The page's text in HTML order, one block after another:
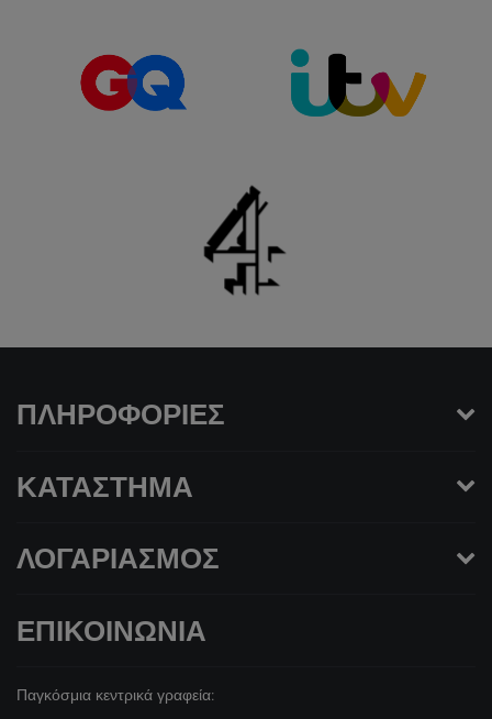
ΠΛΗΡΟΦΟΡΊΕΣ
ΚΑΤΆΣΤΗΜΑ
ΛΟΓΑΡΙΑΣΜΌΣ
ΕΠΙΚΟΙΝΩΝΊΑ
Παγκόσμια κεντρικά γραφεία: